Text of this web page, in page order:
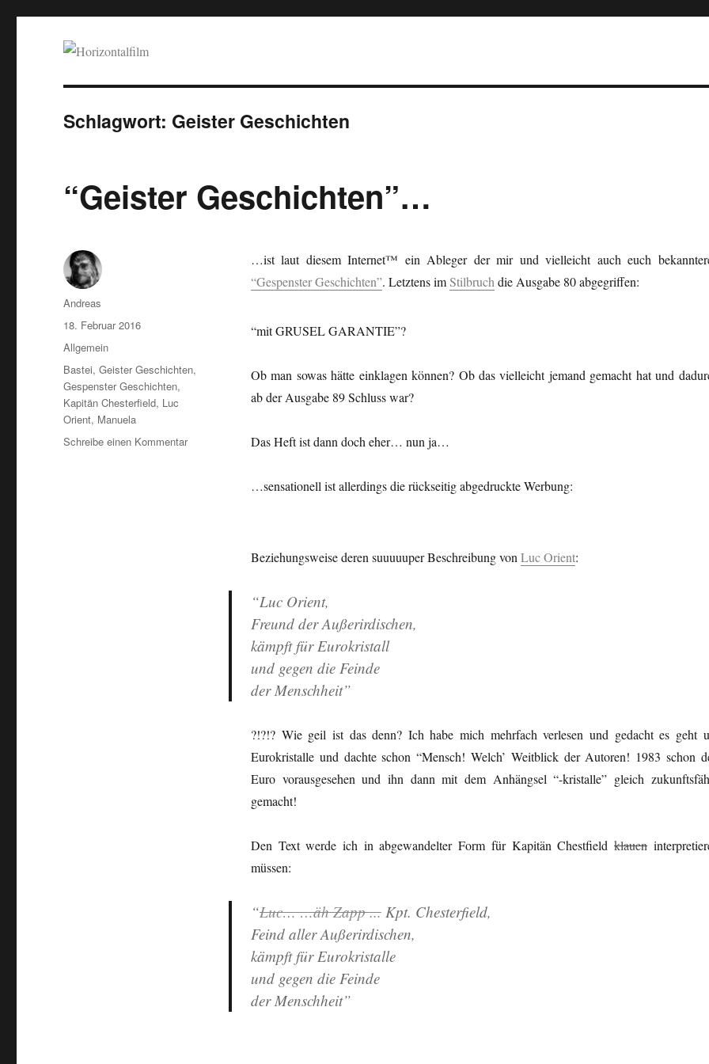
Schlagwort: Geister Geschichten
“Geister Geschichten”…
…ist laut diesem Internet™ ein Ableger der mir und vielleicht auch euch
“Gespenster Geschichten”. Letztens imStilbruchdie Ausgabe 80 abgegriffen:
“mit GRUSEL GARANTIE”?
Ob man sowas hätte einklagen können? Ob das vielleicht jemand gemacht hat und
ab der Ausgabe 89 Schluss war?
Das Heft ist dann doch eher… nun ja…
…sensationell ist allerdings die rückseitig abgedruckte Werbung:
Beziehungsweise deren suuuuuper Beschreibung vonLuc Orient:
“Luc Orient,
Freund der Außerirdischen,
kämpft für Eurokristall
und gegen die Feinde
der Menschheit”
?!?!? Wie geil ist das denn? Ich habe mich mehrfach verlesen und gedacht es geht
Eurokristalle und dachte schon “Mensch! Welch’ Weitblick der Autoren! 1983 schon
Euro vorausgesehen und ihn dann mit dem Anhängsel “-kristalle” gleich
gemacht!
Den Text werde ich in abgewandelter Form für Kapitän Chestfieldklauen
müssen:
“Luc… …äh Zapp ...Kpt. Chesterfield,
Feind aller Außerirdischen,
kämpft für Eurokristalle
und gegen die Feinde
der Menschheit”
Autor
Andreas
Veröffentlicht
am
18. Februar 2016
Kategorien
Allgemein
Schlagwörter
Bastei,Geister Geschichten,
Gespenster Geschichten,
Kapitän Chesterfield, Luc
Orient, Manuela
Schreibe einen Kommentarzu